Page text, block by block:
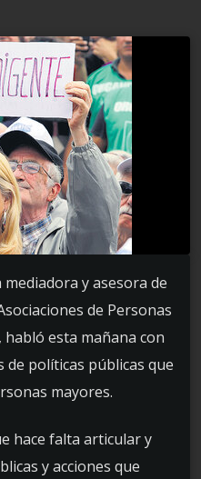
y asesora de
de Personas
esta mañana con
políticas públicas que
mayores.
hace falta articular y
y acciones que